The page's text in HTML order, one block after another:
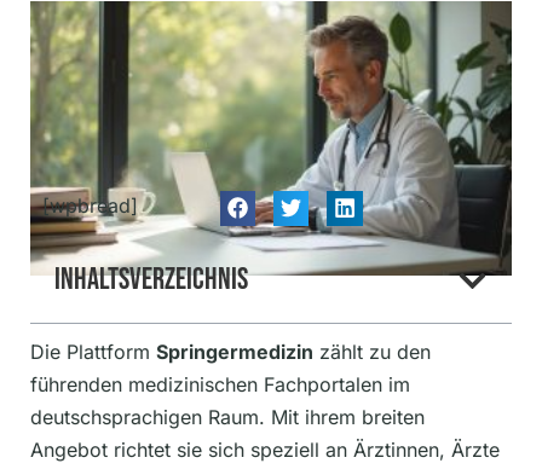
[wpbread]
Inhaltsverzeichnis
Die Plattform Springermedizin zählt zu den
führenden medizinischen Fachportalen im
deutschsprachigen Raum. Mit ihrem breiten
Angebot richtet sie sich speziell an Ärztinnen, Ärzte